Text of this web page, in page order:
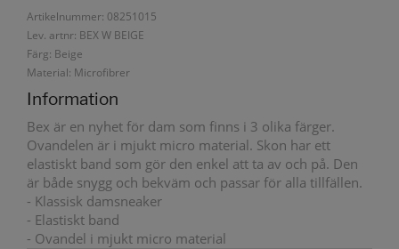
Artikelnummer: 08251015
Lev. artnr: BEX W BEIGE
Färg: Beige
Material: Microfibrer
Information
Bex är en nyhet för dam som finns i 3 olika färger.
Ovandelen är i mjukt micro material. Skon har ett
elastiskt band som gör den enkel att ta av och på. Den
är både snygg och bekväm och passar för alla tillfällen.
- Klassisk damsneaker
- Elastiskt band
- Ovandel i mjukt micro material